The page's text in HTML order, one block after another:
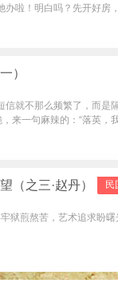
办啦！明白吗？先开好房
）
就不那么频繁了，而是
来一句麻辣的：“落英，
民
（之三·赵丹）
狱煎熬苦，艺术追求盼